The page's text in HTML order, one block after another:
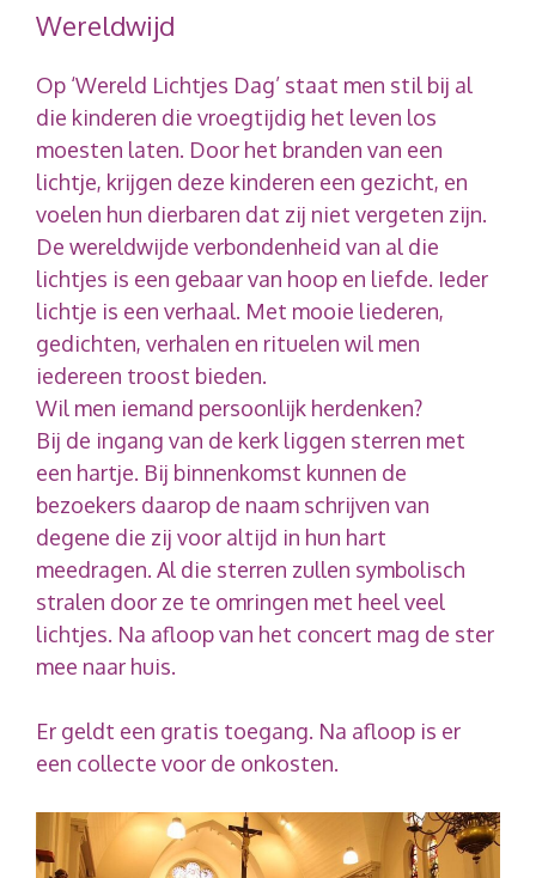
Wereldwijd
Op ‘Wereld Lichtjes Dag’ staat men stil bij al
die kinderen die vroegtijdig het leven los
moesten laten. Door het branden van een
lichtje, krijgen deze kinderen een gezicht, en
voelen hun dierbaren dat zij niet vergeten zijn.
De wereldwijde verbondenheid van al die
lichtjes is een gebaar van hoop en liefde. Ieder
lichtje is een verhaal. Met mooie liederen,
gedichten, verhalen en rituelen wil men
iedereen troost bieden.
Wil men iemand persoonlijk herdenken?
Bij de ingang van de kerk liggen sterren met
een hartje. Bij binnenkomst kunnen de
bezoekers daarop de naam schrijven van
degene die zij voor altijd in hun hart
meedragen. Al die sterren zullen symbolisch
stralen door ze te omringen met heel veel
lichtjes. Na afloop van het concert mag de ster
mee naar huis.
Er geldt een gratis toegang. Na afloop is er
een collecte voor de onkosten.